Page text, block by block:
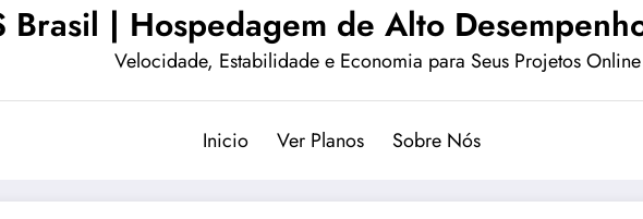
Brasil | Hospedagem de Alto
Velocidade, Estabilidade e Economia para Seus Projetos Online
Inicio Ver Planos Sobre Nós